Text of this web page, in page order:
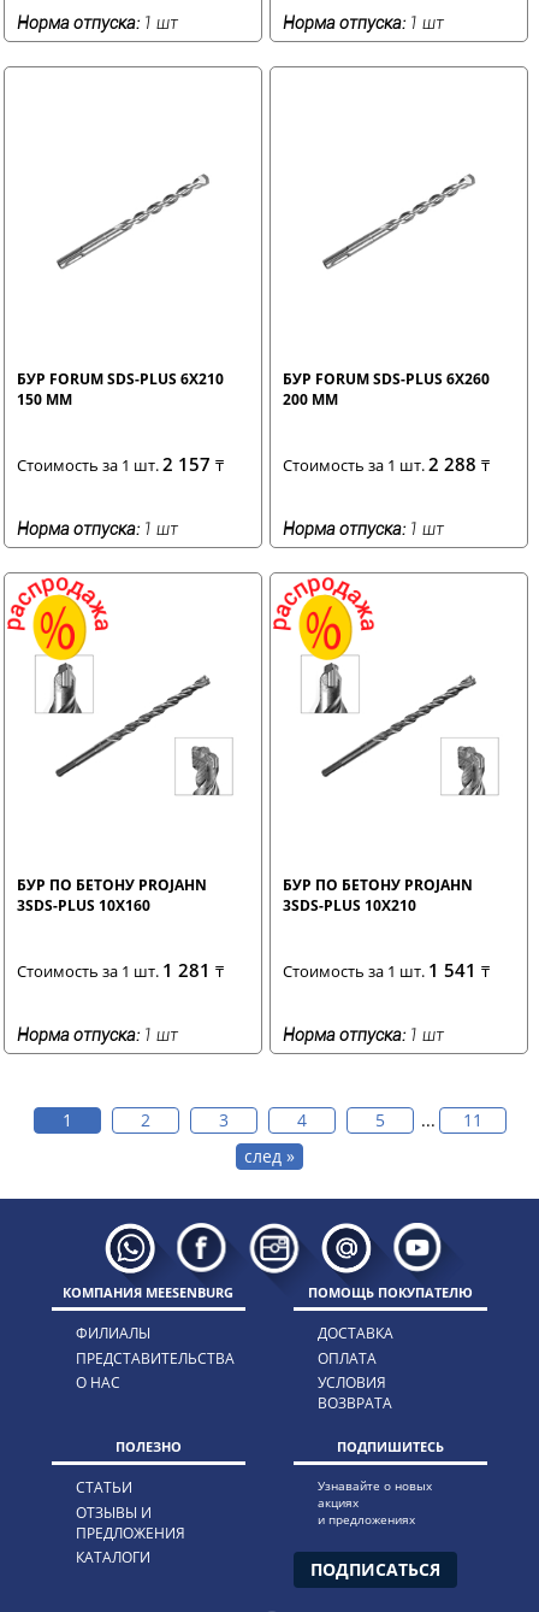
Норма отпуска: 1 шт Норма отпуска: 1 шт
БУР FORUM SDS-PLUS 6X210
150 ММ
Стоимость за 1 шт.2 157 ₸
Норма отпуска: 1 шт
БУР FORUM SDS-PLUS 6X260
200 ММ
Стоимость за 1 шт.2 288₸
Норма отпуска: 1 шт
БУР ПО БЕТОНУ PROJAHN
3SDS-PLUS 10X160
Стоимость за 1 шт. 1 281 ₸
Норма отпуска: 1 шт
БУР ПО БЕТОНУ PROJAHN
3SDS-PLUS 10X210
Стоимость за 1 шт. 1 541₸
Норма отпуска: 1 шт
1 2 3 4 5 ...
11
след »
КОМПАНИЯ MEESENBURG
ФИЛИАЛЫ
ПРЕДСТАВИТЕЛЬСТВА
О НАС
ПОМОЩЬ ПОКУПАТЕЛЮ
ДОСТАВКА
ОПЛАТА
УСЛОВИЯ
ВОЗВРАТА
ПОЛЕЗНО
СТАТЬИ
ОТЗЫВЫ И
ПРЕДЛОЖЕНИЯ
КАТАЛОГИ
ПОДПИШИТЕСЬ
Узнавайте о новых
акциях
и предложениях
ПОДПИСАТЬСЯ